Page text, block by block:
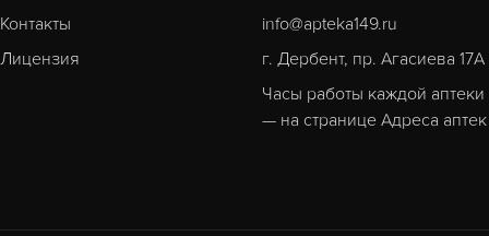
Контакты
Лицензия
info@apteka149.ru
г. Дербент, пр. Агасиева 17А
Часы работы каждой аптеки
— на странице Адреса аптек